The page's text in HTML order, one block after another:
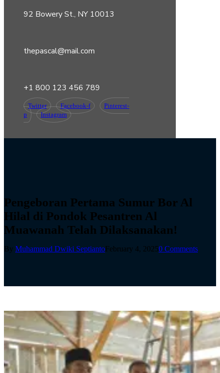
92 Bowery St., NY 10013
thepascal@mail.com
+1 800 123 456 789
Twitter Facebook-f
Pinterest-
p
Instagram
Pengeboran Pertama Sumur Bor Al
Hilal di Pondok Pesantren Al
Muawanah Telah Dilaksanakan!
By Muhammad Dwiki SeptiantoFebruary 4, 20250 Comments